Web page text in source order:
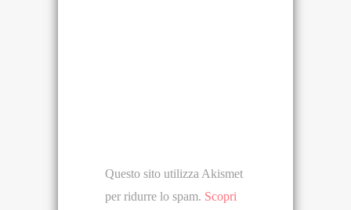
Questo sito utilizza Akismet
per ridurre lo spam. Scopri